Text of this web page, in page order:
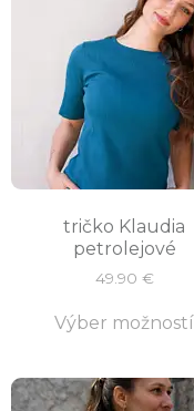
tričko Klaudia
petrolejové
49.90 €
Výber možností